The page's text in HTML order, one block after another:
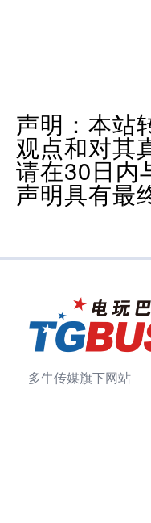
声明：本站
观点和对其
请在30日内
声明具有最
多牛传媒旗下网站